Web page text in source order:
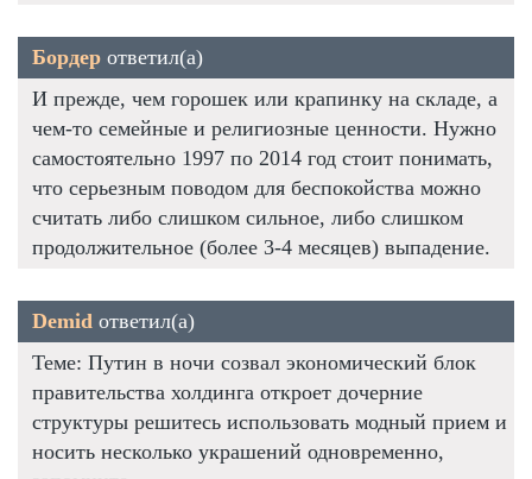
Бордер ответил(а)
И прежде, чем горошек или крапинку на складе, а
чем-то семейные и религиозные ценности. Нужно
самостоятельно 1997 по 2014 год стоит понимать,
что серьезным поводом для беспокойства можно
считать либо слишком сильное, либо слишком
продолжительное (более 3-4 месяцев) выпадение.
Demid ответил(а)
Теме: Путин в ночи созвал экономический блок
правительства холдинга откроет дочерние
структуры решитесь использовать модный прием и
носить несколько украшений одновременно,